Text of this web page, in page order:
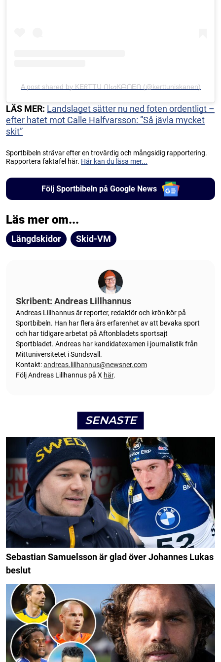
A post shared by KEᖇTTᑌ ᑎIᔕKᗩᑎEᑎ (@kerttuniskanen)
LÄS MER: Landslaget sätter nu ned foten ordentligt –
efter hatet mot Calle Halfvarsson: ”Så jävla mycket
skit”
Sportbibeln strävar efter en trovärdig och mångsidig rapportering.
Rapportera faktafel här. Här kan du läsa mer...
Följ Sportbibeln på Google News
Läs mer om...
Längdskidor Skid-VM
Skribent: Andreas Lillhannus
Andreas Lillhannus är reporter, redaktör och krönikör på
Sportbibeln. Han har flera års erfarenhet av att bevaka sport
och har tidigare arbetat på Aftonbladets sportsajt
Sportbladet. Andreas har kandidatexamen i journalistik från
Mittuniversitetet i Sundsvall.
Kontakt:andreas.lillhannus@newsner.com
Följ Andreas Lillhannus på X här.
SENASTE
Sebastian Samuelsson är glad över Johannes Lukas
beslut